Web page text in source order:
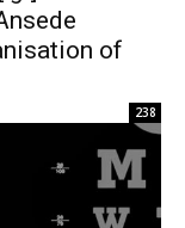
of
238